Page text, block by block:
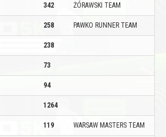
342 ŻÓRAWSKI TEAM
258 PAWKO RUNNER TEAM
238
73
94
1264
119 WARSAW MASTERS TEAM